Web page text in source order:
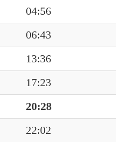
04:56
06:43
13:36
17:23
20:28
22:02